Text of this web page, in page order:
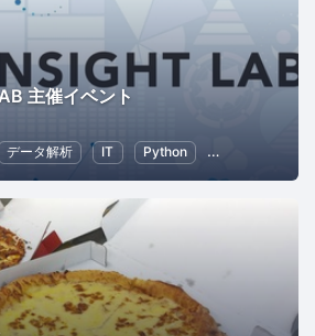
主催イベント
データ解析 IT Python 人工知能